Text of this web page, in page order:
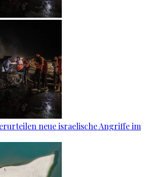
neue israelische Angriffe im